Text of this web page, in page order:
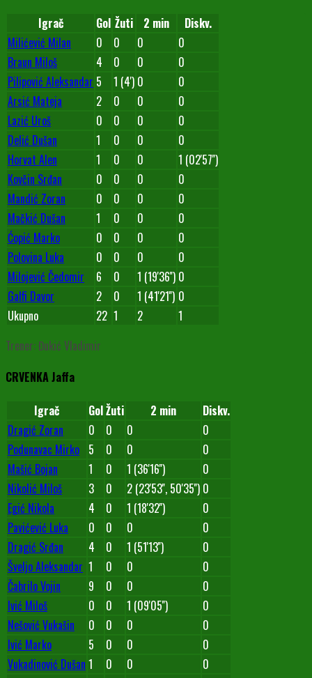
Igrač Gol Žuti 2 min
Diskv.
Milićević Milan
0 0 0
0
Braun Miloš
4 0 0
0
Pilipović Aleksandar 5 1 (4') 0
0
Arsić Mateja
2 0 0
0
Lazić Uroš
0 0 0
0
Delić Dušan
1 0 0
0
Horvat Alen
1 0 0
1 (02'57'')
Kovčin Srđan
0 0 0
0
Mandić Zoran
0 0 0
0
Mačkić Dušan
1 0 0
0
Ćopić Marko
0 0 0
0
Polovina Luka
0 0 0
0
Milojević Čedomir
6 0 1 (19'36'') 0
Galfi Davor
2 0 1 (41'21'') 0
Ukupno
22 1 2
1
Trener: Đukić Vladimir
CRVENKA Jaffa
Igrač GolŽuti 2 min
Diskv.
Dragić Zoran
0 0 0
0
Podunavac Mirko 5 0 0
0
Mašić Bojan
1 0 1 (36'16'')
0
Nikolić Miloš
3 0 2 (23'53'', 50'35'') 0
Egić Nikola
4 0 1 (18'32'')
0
Pavićević Luka
0 0 0
0
Dragić Srđan
4 0 1 (51'13'')
0
Šveljo Aleksandar 1 0 0
0
Čabrilo Vojin
9 0 0
0
Ivić Miloš
0 0 1 (09'05'')
0
Nešović Vukašin
0 0 0
0
Ivić Marko
5 0 0
0
Vukadinović Dušan 1 0 0
0